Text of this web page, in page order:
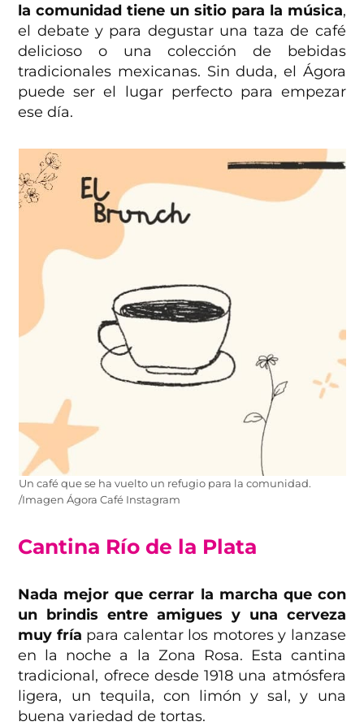
la comunidad tiene un sitio para la música,
el debate y para degustar una taza de café
delicioso o una colección de bebidas
tradicionales mexicanas. Sin duda, el Ágora
puede ser el lugar perfecto para empezar
ese día.
Un café que se ha vuelto un refugio para la comunidad.
/Imagen Ágora Café Instagram
Cantina Río de la Plata
Nada mejor que cerrar la marcha que con
un brindis entre amigues y una cerveza
muy fría para calentar los motores y lanzase
en la noche a la Zona Rosa. Esta cantina
tradicional, ofrece desde 1918 una atmósfera
ligera, un tequila, con limón y sal, y una
buena variedad de tortas.